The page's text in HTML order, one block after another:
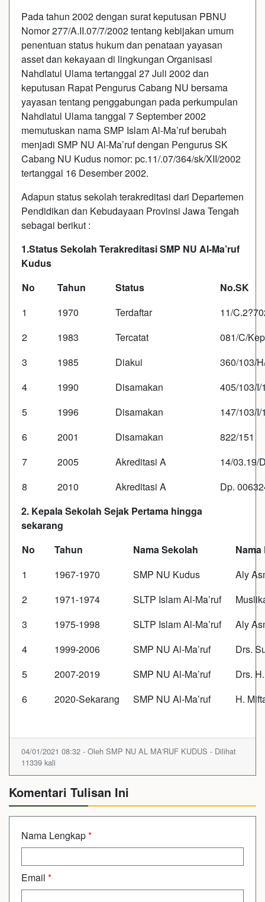
Pada tahun 2002 dengan surat keputusan PBNU
Nomor 277/A.II.07/7/2002 tentang kebijakan umum
penentuan status hukum dan penataan yayasan
asset dan kekayaan di lingkungan Organisasi
Nahdlatul Ulama tertanggal 27 Juli 2002 dan
keputusan Rapat Pengurus Cabang NU bersama
yayasan tentang penggabungan pada perkumpulan
Nahdlatul Ulama tanggal 7 September 2002
memutuskan nama SMP Islam Al-Ma’ruf berubah
menjadi SMP NU Al-Ma’ruf dengan Pengurus SK
Cabang NU Kudus nomor: pc.11/.07/364/sk/XII/2002
tertanggal 16 Desember 2002.
Adapun status sekolah terakreditasi dari Departemen
Pendidikan dan Kebudayaan Provinsi Jawa Tengah
sebagai berikut :
1.Status Sekolah Terakreditasi SMP NU Al-Ma’ruf
Kudus
No
Tahun Status
No.SK
1
1970 Terdaftar
11/
2
1983 Tercatat
081/C/
3
1985 Diakui
360/103/
4
1990 Disamakan
405/103/I/
5
1996 Disamakan
147/103/I/
6
2001 Disamakan
822/151
7
2005 Akreditasi A
14/03.19/
8
2010 Akreditasi A
Dp.
2. Kepala Sekolah Sejak Pertama hingga
sekarang
No
Tahun Nama Sekolah
1
1967-1970 SMP NU Kudus
Aly
2
1971-1974 SLTP Islam Al-Ma’ruf
3
1975-1998 SLTP Islam Al-Ma’ruf
Aly
4
1999-2006 SMP NU Al-Ma’ruf
Drs.
5
2007-2019 SMP NU Al-Ma’ruf
Drs.
6
2020-Sekarang SMP NU Al-Ma’ruf H.
04/01/2021 08:32 - Oleh SMP NU AL MA'RUF KUDUS - Dilihat
11339 kali
Komentari Tulisan Ini
Nama Lengkap*
Email *